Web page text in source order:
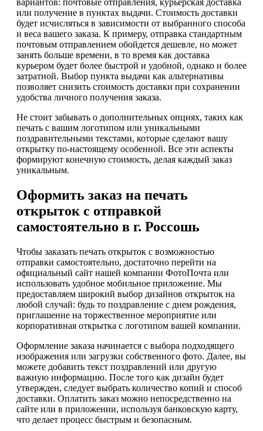
или получение в пунктах выдачи. Стоимость доставки
будет исчисляться в зависимости от выбранного способа
и веса вашего заказа. К примеру, отправка стандартным
почтовым отправлением обойдется дешевле, но может
занять больше времени, в то время как доставка
курьером будет более быстрой и удобной, однако и более
затратной. Выбор пункта выдачи как альтернативы
позволяет снизить стоимость доставки при сохранении
удобства личного получения заказа.
Не стоит забывать о дополнительных опциях, таких как
печать с вашим логотипом или уникальными
поздравительными текстами, которые сделают вашу
открытку по-настоящему особенной. Все эти аспекты
формируют конечную стоимость, делая каждый заказ
уникальным.
Оформить заказ на печать
открыток с отправкой
самостоятельно в г. Россошь
Чтобы заказать печать открыток с возможностью
отправки самостоятельно, достаточно перейти на
официальный сайт нашей компании ФотоПочта или
использовать удобное мобильное приложение. Мы
предоставляем широкий выбор дизайнов открыток на
любой случай: будь то поздравление с днем рождения,
приглашение на торжественное мероприятие или
корпоративная открытка с логотипом вашей компании.
Оформление заказа начинается с выбора подходящего
изображения или загрузки собственного фото. Далее, вы
можете добавить текст поздравлений или другую
важную информацию. После того как дизайн будет
утвержден, следует выбрать количество копий и способ
доставки. Оплатить заказ можно непосредственно на
сайте или в приложении, используя банковскую карту,
что делает процесс быстрым и безопасным.